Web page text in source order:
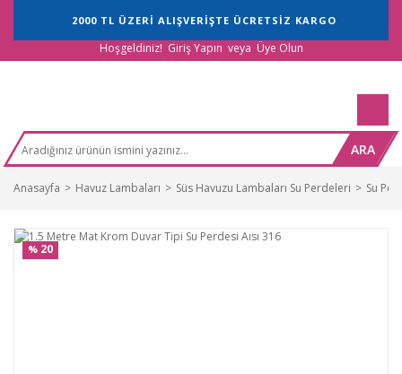
2000 TL ÜZERİ ALIŞVERİŞTE ÜCRETSİZ KARGO
Hoşgeldiniz! Giriş Yapın veya Üye Olun
ARA
Anasayfa Havuz Lambaları Süs Havuzu Lambaları Su Perdeleri Su
% 20